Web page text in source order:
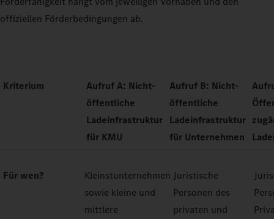
offiziellen Förderbedingungen ab.
Kriterium
Aufruf A: Nicht-
öffentliche
Ladeinfrastruktur
für KMU
Aufruf B: Nicht-
öffentliche
Ladeinfrastruktur
für Unternehmen
Für wen?
Kleinstunternehmen
sowie kleine und
mittlere
Juristische
Personen des
privaten und